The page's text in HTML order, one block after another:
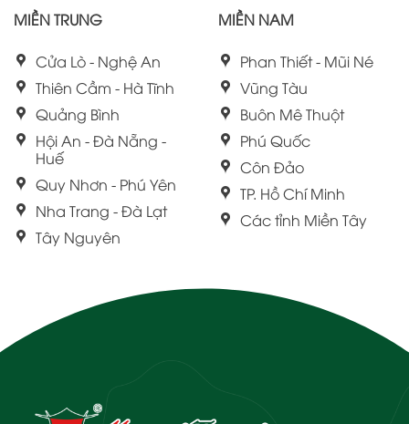
MIỀN TRUNG
Cửa Lò - Nghệ An
Thiên Cầm - Hà Tĩnh
Quảng Bình
Hội An - Đà Nẵng -
Huế
Quy Nhơn - Phú Yên
Nha Trang - Đà Lạt
Tây Nguyên
MIỀN NAM
Phan Thiết - Mũi Né
Vũng Tàu
Buôn Mê Thuột
Phú Quốc
Côn Đảo
TP. Hồ Chí Minh
Các tỉnh Miền Tây